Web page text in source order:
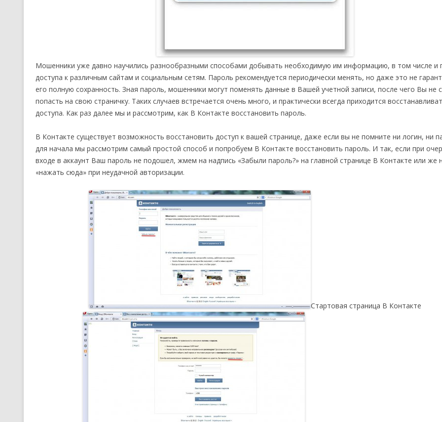
Мошенники уже давно научились разнообразными способами добывать необходимую им информацию, в том числе и
доступа к различным сайтам и социальным сетям. Пароль рекомендуется периодически менять, но даже это не
его полную сохранность. Зная пароль, мошенники могут поменять данные в Вашей учетной записи, после чего Вы не
попасть на свою страничку. Таких случаев встречается очень много, и практически всегда приходится
доступа. Как раз далее мы и рассмотрим, как В Контакте восстановить пароль.
В Контакте существует возможность восстановить доступ к вашей странице, даже если вы не помните ни логин, ни
для начала мы рассмотрим самый простой способ и попробуем В Контакте восстановить пароль. И так, если при
входе в аккаунт Ваш пароль не подошел, жмем на надпись «Забыли пароль?» на главной странице В Контакте или же
«нажать сюда» при неудачной авторизации.
Стартовая страница В Контакте